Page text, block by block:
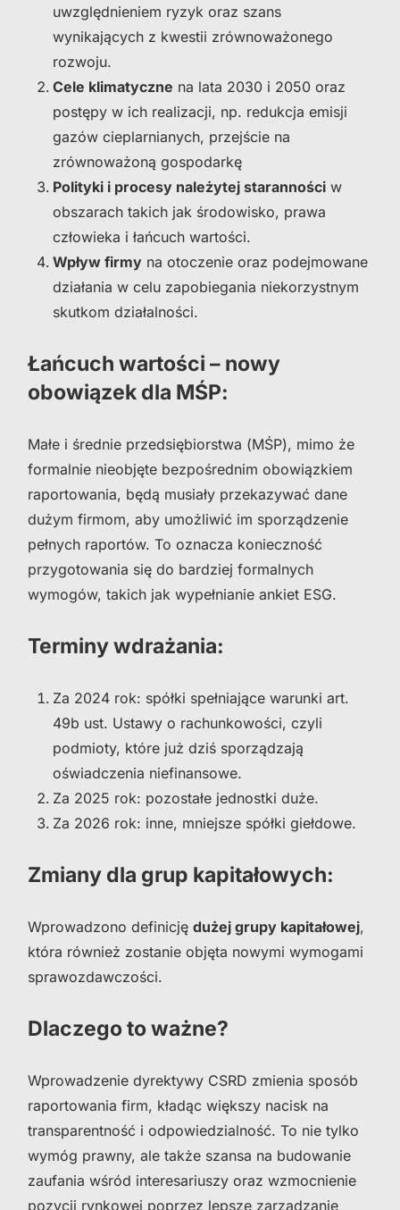
uwzględnieniem ryzyk oraz szans
wynikających z kwestii zrównoważonego
rozwoju.
Cele klimatyczne na lata 2030 i 2050 oraz
postępy w ich realizacji, np. redukcja emisji
gazów cieplarnianych, przejście na
zrównoważoną gospodarkę
Polityki i procesy należytej staranności w
obszarach takich jak środowisko, prawa
człowieka i łańcuch wartości.
Wpływ firmy na otoczenie oraz podejmowane
działania w celu zapobiegania niekorzystnym
skutkom działalności.
Łańcuch wartości – nowy
obowiązek dla MŚP:
Małe i średnie przedsiębiorstwa (MŚP), mimo że
formalnie nieobjęte bezpośrednim obowiązkiem
raportowania, będą musiały przekazywać dane
dużym firmom, aby umożliwić im sporządzenie
pełnych raportów. To oznacza konieczność
przygotowania się do bardziej formalnych
wymogów, takich jak wypełnianie ankiet ESG.
Terminy wdrażania:
Za 2024 rok: spółki spełniające warunki art.
49b ust. Ustawy o rachunkowości, czyli
podmioty, które już dziś sporządzają
oświadczenia niefinansowe.
Za 2025 rok: pozostałe jednostki duże.
Za 2026 rok: inne, mniejsze spółki giełdowe.
Zmiany dla grup kapitałowych:
Wprowadzono definicję dużej grupy kapitałowej,
która również zostanie objęta nowymi wymogami
sprawozdawczości.
Dlaczego to ważne?
Wprowadzenie dyrektywy CSRD zmienia sposób
raportowania firm, kładąc większy nacisk na
transparentność i odpowiedzialność. To nie tylko
wymóg prawny, ale także szansa na budowanie
zaufania wśród interesariuszy oraz wzmocnienie
pozycji rynkowej poprzez lepsze zarządzanie